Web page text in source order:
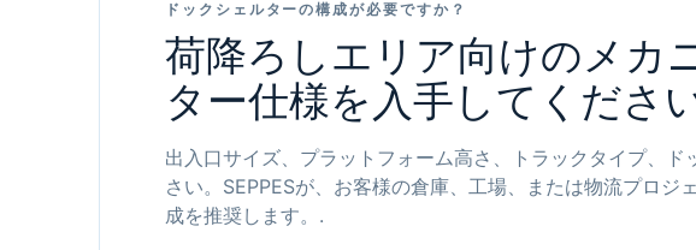
ドックシェルターの構成が必要ですか？
荷降ろしエリア向けのメカ
ター仕様を入手してくださ
出入口サイズ、プラットフォーム高さ、トラックタイプ、
さい。SEPPESが、お客様の倉庫、工場、または物流プロ
成を推奨します。.